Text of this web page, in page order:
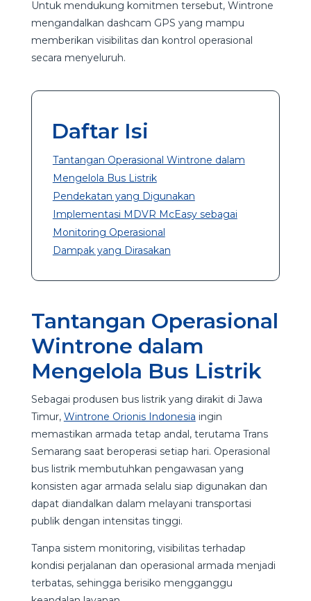
Untuk mendukung komitmen tersebut, Wintrone
mengandalkan dashcam GPS yang mampu
memberikan visibilitas dan kontrol operasional
secara menyeluruh.
Daftar Isi
Tantangan Operasional Wintrone dalam
Mengelola Bus Listrik
Pendekatan yang Digunakan
Implementasi MDVR McEasy sebagai
Monitoring Operasional
Dampak yang Dirasakan
Tantangan Operasional
Wintrone dalam
Mengelola Bus Listrik
Sebagai produsen bus listrik yang dirakit di Jawa
Timur, Wintrone Orionis Indonesia ingin
memastikan armada tetap andal, terutama Trans
Semarang saat beroperasi setiap hari. Operasional
bus listrik membutuhkan pengawasan yang
konsisten agar armada selalu siap digunakan dan
dapat diandalkan dalam melayani transportasi
publik dengan intensitas tinggi.
Tanpa sistem monitoring, visibilitas terhadap
kondisi perjalanan dan operasional armada menjadi
terbatas, sehingga berisiko mengganggu